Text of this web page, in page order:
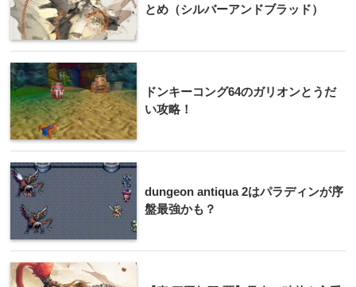
とめ（シルバーアンドブラッド）
ドンキーコング64のガリオンとうだ
い攻略！
dungeon antiqua 2はパラディンが序
盤最強かも？